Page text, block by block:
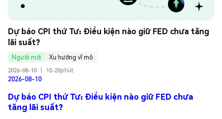
Dự báo CPI thứ Tư: Điều kiện nào giữ FED chưa tăng
lãi suất?
Người mới
Xu hướng vĩ mô
2026-08-10
15-20phút
2026-08-10
Dự báo CPI thứ Tư: Điều kiện nào giữ FED chưa
tăng lãi suất?